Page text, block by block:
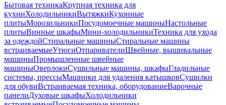
Бытовая техникаКрупная техника для
кухниХолодильникиВытяжкиКухонные
плитыМорозильникиПосудомоечные машиныНастольные
плитыВинные шкафыМини-холодильникиТехника для ухода
за одеждойСтиральные машиныСтиральные машины
встраиваемыеУтюгиОтпаривателиШвейные, вышивальные
машиныПромышленные швейные
машиныОверлокиСушильные машины, шкафыГладильные
системы, прессыМашинки для удаления катышковСушилки
для обувиВстраиваемая техника, оборудованиеВарочные
панелиДуховые шкафыХолодильники